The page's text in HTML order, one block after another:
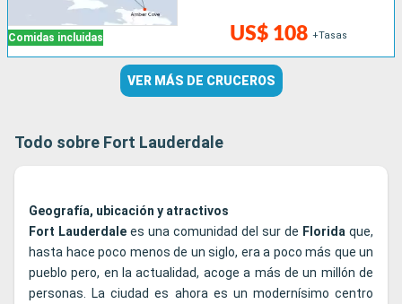
Comidas incluidas US$ 108 +Tasas
VER MÁS DE CRUCEROS
Todo sobre Fort Lauderdale
Geografía, ubicación y atractivos
Fort Lauderdale es una comunidad del sur de Florida que,
hasta hace poco menos de un siglo, era a poco más que un
pueblo pero, en la actualidad, acoge a más de un millón de
personas. La ciudad es ahora es un modernísimo centro